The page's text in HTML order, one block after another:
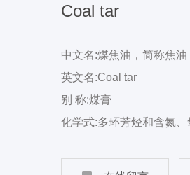
Coal tar
中文名:煤焦油，简称焦油
英文名:Coal tar
别 称:煤膏
化学式:多环芳烃和含氮